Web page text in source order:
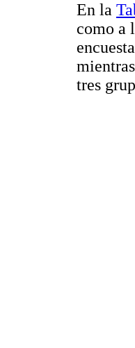
En la
como a
tres